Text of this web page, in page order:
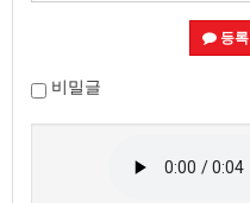
등록
비밀글